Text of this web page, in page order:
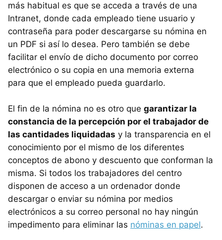
más habitual es que se acceda a través de una
Intranet, donde cada empleado tiene usuario y
contraseña para poder descargarse su nómina en
un PDF si así lo desea. Pero también se debe
facilitar el envío de dicho documento por correo
electrónico o su copia en una memoria externa
para que el empleado pueda guardarlo.
El fin de la nómina no es otro que garantizar la
constancia de la percepción por el trabajador de
las cantidades liquidadas y la transparencia en el
conocimiento por el mismo de los diferentes
conceptos de abono y descuento que conforman la
misma. Si todos los trabajadores del centro
disponen de acceso a un ordenador donde
descargar o enviar su nómina por medios
electrónicos a su correo personal no hay ningún
impedimento para eliminar las nóminas en papel.